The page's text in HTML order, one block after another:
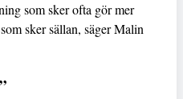
som sker ofta gör mer
sker sällan, säger Malin